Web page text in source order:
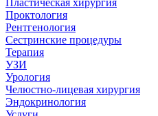
Пластическая хирургия
Проктология
Рентгенология
Сестринские процедуры
Терапия
УЗИ
Урология
Челюстно-лицевая хирургия
Эндокринология